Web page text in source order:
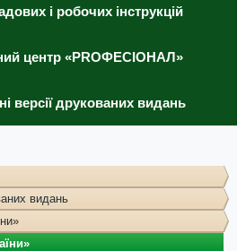
і робочих інструкцій
центр «PROФЕСІОНАЛ»
версії друкованих видань
видань